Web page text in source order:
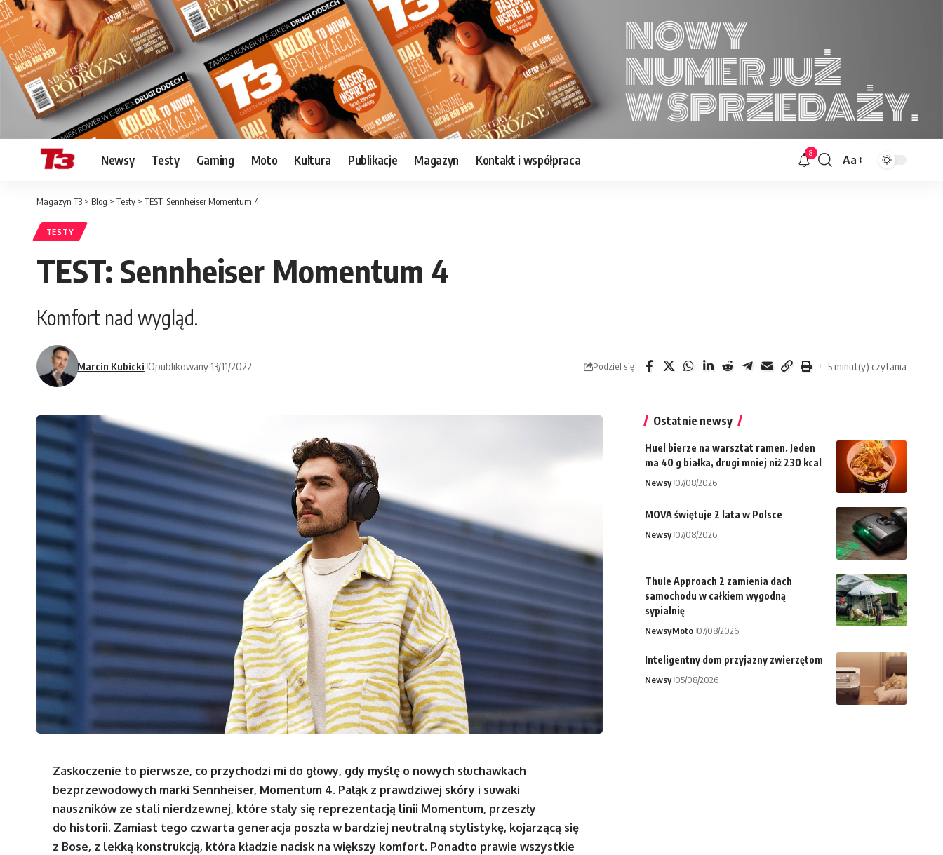
Newsy Testy Gaming Moto Kultura Publikacje Magazyn Kontakt i współpraca 8
Font
Aa
Magazyn T3 > Blog > Testy > TEST: Sennheiser Momentum 4
TESTY
TEST: Sennheiser Momentum 4
Komfort nad wygląd.
Marcin Kubicki Opublikowany 13/11/2022 Podziel się 5 minut(y) czytania
Zaskoczenie to pierwsze, co przychodzi mi do głowy, gdy myślę o nowych słuchawkach
bezprzewodowych marki Sennheiser, Momentum 4. Pałąk z prawdziwej skóry i suwaki
nauszników ze stali nierdzewnej, które stały się reprezentacją linii Momentum, przeszły
do historii. Zamiast tego czwarta generacja poszła w bardziej neutralną stylistykę, kojarzącą się
z Bose, z lekką konstrukcją, która kładzie nacisk na większy komfort. Ponadto prawie wszystkie
Ostatnie newsy
Huel bierze na warsztat ramen. Jeden
ma 40 g białka, drugi mniej niż 230 kcal
Newsy 07/08/2026
MOVA świętuje 2 lata w Polsce
Newsy 07/08/2026
Thule Approach 2 zamienia dach
samochodu w całkiem wygodną
sypialnię
NewsyMoto 07/08/2026
Inteligentny dom przyjazny zwierzętom
Newsy 05/08/2026